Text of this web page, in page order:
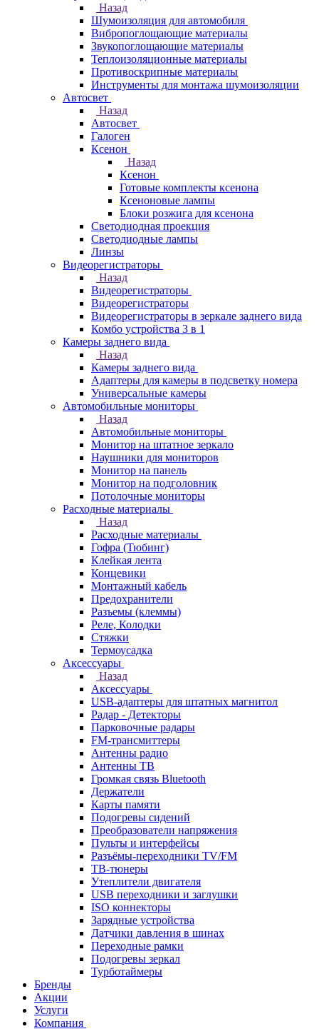
Назад
Шумоизоляция для автомобиля
Вибропоглощающие материалы
Звукопоглощающие материалы
Теплоизоляционные материалы
Противоскрипные материалы
Инструменты для монтажа шумоизоляции
Автосвет
Назад
Автосвет
Галоген
Ксенон
Назад
Ксенон
Готовые комплекты ксенона
Ксеноновые лампы
Блоки розжига для ксенона
Светодиодная проекция
Светодиодные лампы
Линзы
Видеорегистраторы
Назад
Видеорегистраторы
Видеорегистраторы
Видеорегистраторы в зеркале заднего вида
Комбо устройства 3 в 1
Камеры заднего вида
Назад
Камеры заднего вида
Адаптеры для камеры в подсветку номера
Универсальные камеры
Автомобильные мониторы
Назад
Автомобильные мониторы
Монитор на штатное зеркало
Наушники для мониторов
Монитор на панель
Монитор на подголовник
Потолочные мониторы
Расходные материалы
Назад
Расходные материалы
Гофра (Тюбинг)
Клейкая лента
Концевики
Монтажный кабель
Предохранители
Разъемы (клеммы)
Реле, Колодки
Стяжки
Термоусадка
Аксессуары
Назад
Аксессуары
USB-адаптеры для штатных магнитол
Радар - Детекторы
Парковочные радары
FM-трансмиттеры
Антенны радио
Антенны ТВ
Громкая связь Bluetooth
Держатели
Карты памяти
Подогревы сидений
Преобразователи напряжения
Пульты и интерфейсы
Разъёмы-переходники TV/FM
ТВ-тюнеры
Утеплители двигателя
USB переходники и заглушки
ISO коннекторы
Зарядные устройства
Датчики давления в шинах
Переходные рамки
Подогревы зеркал
Турботаймеры
Бренды
Акции
Услуги
Компания